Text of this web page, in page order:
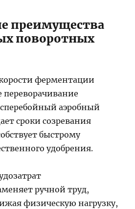
преимущества
поворотных
ферментации
переворачивание
аэробный
сроки созревания
быстрому
удобрения.
ручной труд,
физическую нагрузку,